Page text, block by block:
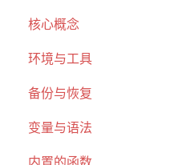
核心概念
环境与工具
备份与恢复
变量与语法